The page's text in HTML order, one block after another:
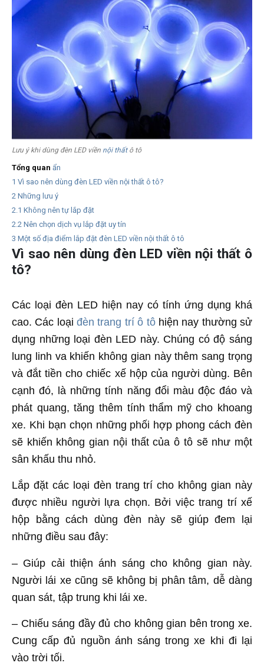
Lưu ý khi dùng đèn LED viền nội thấtô tô
Tổng quan ẩn
1 Vì sao nên dùng đèn LED viền nội thất ô tô?
2 Những lưu ý
2.1 Không nên tự lắp đặt
2.2 Nên chọn dịch vụ lắp đặt uy tín
3 Một số địa điểm lắp đặt đèn LED viền nội thất ô tô
Vì sao nên dùng đèn LED viền nội thất ô
tô?
Các loại đèn LED hiện nay có tính ứng dụng khá
cao. Các loạiđèn trang trí ô tôhiện nay thường sử
dụng những loại đèn LED này. Chúng có độ sáng
lung linh va khiến không gian này thêm sang trọng
và đắt tiền cho chiếc xế hộp của người dùng. Bên
cạnh đó, là những tính năng đổi màu độc đáo và
phát quang, tăng thêm tính thẩm mỹ cho khoang
xe. Khi bạn chọn những phối hợp phong cách đèn
sẽ khiến không gian nội thất của ô tô sẽ như một
sân khấu thu nhỏ.
Lắp đặt các loại đèn trang trí cho không gian này
được nhiều người lựa chọn. Bởi việc trang trí xế
hộp bằng cách dùng đèn này sẽ giúp đem lại
những điều sau đây:
– Giúp cải thiện ánh sáng cho không gian này.
Người lái xe cũng sẽ không bị phân tâm, dễ dàng
quan sát, tập trung khi lái xe.
– Chiếu sáng đầy đủ cho không gian bên trong xe.
Cung cấp đủ nguồn ánh sáng trong xe khi đi lại
vào trời tối.